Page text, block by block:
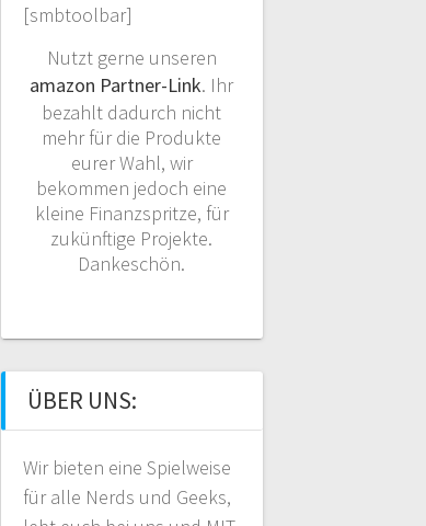
[smbtoolbar]
Nutzt gerne unseren
amazon Partner-Link. Ihr
bezahlt dadurch nicht
mehr für die Produkte
eurer Wahl, wir
bekommen jedoch eine
kleine Finanzspritze, für
zukünftige Projekte.
Dankeschön.
ÜBER UNS:
Wir bieten eine Spielweise
für alle Nerds und Geeks,